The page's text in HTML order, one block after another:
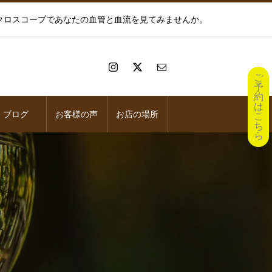
スコープであなたの血管と血流を見てみませんか。
ブログ お客様の声 お店の場所
ご
予
約
は
こ
ち
ら